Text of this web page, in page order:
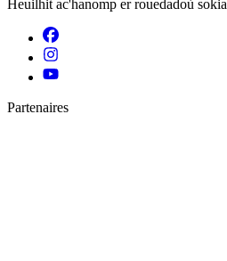
Heuilhit ac'hanomp er rouedadoù sokial
Partenaires